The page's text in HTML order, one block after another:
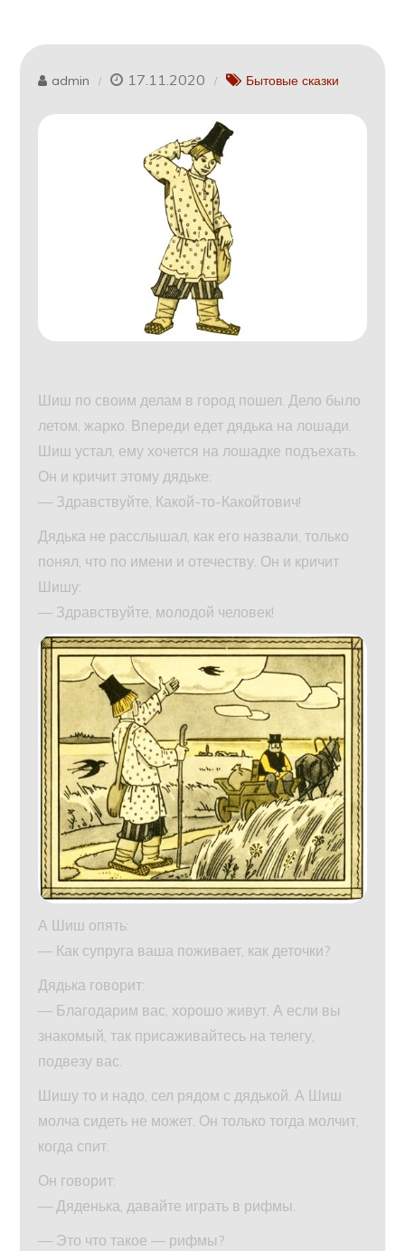
admin 17.11.2020 Бытовые сказки
Шиш по своим делам в город пошел. Дело было
летом, жарко. Впереди едет дядька на лошади.
Шиш устал, ему хочется на лошадке подъехать.
Он и кричит этому дядьке:
— Здравствуйте, Какой-то-Какойтович!
Дядька не расслышал, как его назвали, только
понял, что по имени и отечеству. Он и кричит
Шишу:
— Здравствуйте, молодой человек!
А Шиш опять:
— Как супруга ваша поживает, как деточки?
Дядька говорит:
— Благодарим вас, хорошо живут. А если вы
знакомый, так присаживайтесь на телегу,
подвезу вас.
Шишу то и надо, сел рядом с дядькой. А Шиш
молча сидеть не может. Он только тогда молчит,
когда спит.
Он говорит:
— Дяденька, давайте играть в рифмы.
— Это что такое — рифмы?